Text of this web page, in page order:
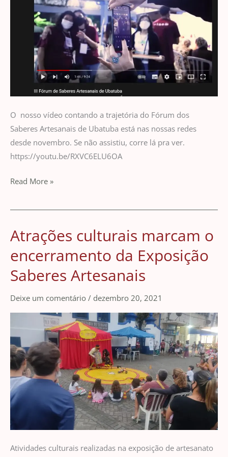
O nosso vídeo contando a trajetória do Fórum dos
Saberes Artesanais de Ubatuba está nas nossas redes
desde novembro. Se não assistiu, corre lá pra ver.
https://youtu.be/RXVC6ELU6OA
Read More »
Atrações culturais marcam o
encerramento da Exposição
Saberes Artesanais
Deixe um comentário / dezembro 20, 2021
Atividades culturais realizadas na exposição de artesanato
Atrações
marcam
o
da
Exposição
Artesanais